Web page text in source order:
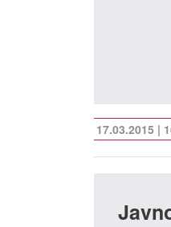
17.03.2015 |